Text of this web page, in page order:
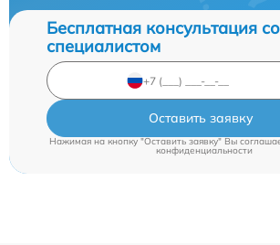
Бесплатная консультация со
специалистом
Оставить заявку
Нажимая на кнопку "Оставить заявку" Вы
конфиденциальности